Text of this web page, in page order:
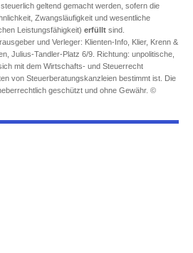
steuerlich geltend gemacht werden, sofern die
Zwangsläufigkeit und wesentliche
Leistungsfähigkeit) erfüllt sind.
und Verleger: Klienten-Info, Klier, Krenn &
Julius-Tandler-Platz 6/9. Richtung: unpolitische,
mit dem Wirtschafts- und Steuerrecht
von Steuerberatungskanzleien bestimmt ist. Die
geschützt und ohne Gewähr. ©